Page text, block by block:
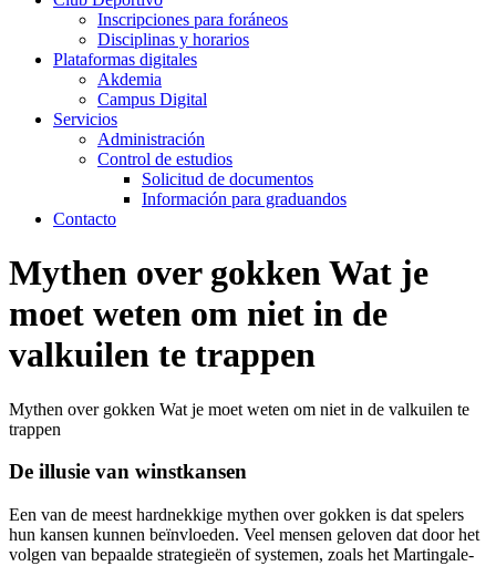
Inscripciones para foráneos
Disciplinas y horarios
Plataformas digitales
Akdemia
Campus Digital
Servicios
Administración
Control de estudios
Solicitud de documentos
Información para graduandos
Contacto
Mythen over gokken Wat je
moet weten om niet in de
valkuilen te trappen
Mythen over gokken Wat je moet weten om niet in de valkuilen te
trappen
De illusie van winstkansen
Een van de meest hardnekkige mythen over gokken is dat spelers
hun kansen kunnen beïnvloeden. Veel mensen geloven dat door het
volgen van bepaalde strategieën of systemen, zoals het Martingale-